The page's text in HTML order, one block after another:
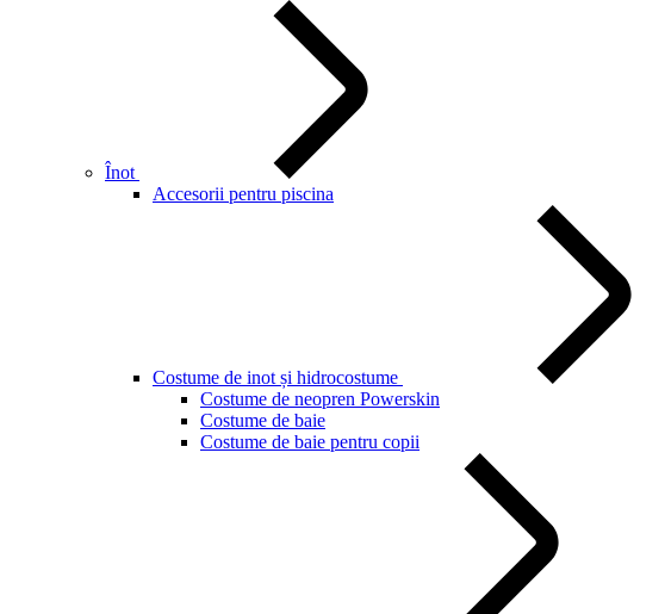
Înot
Accesorii pentru piscina
Costume de inot și hidrocostume
Costume de neopren Powerskin
Costume de baie
Costume de baie pentru copii